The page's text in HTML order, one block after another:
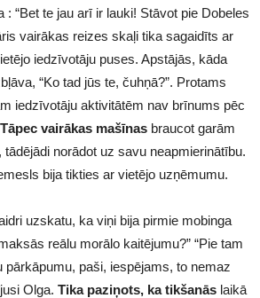
: “Bet te jau arī ir lauki! Stāvot pie Dobeles
vairākas reizes skaļi tika sagaidīts ar
iedzīvotāju puses. Apstājās, kāda
“Ko tad jūs te, čuhņā?”. Protams
iedzīvotāju aktivitātēm nav brīnums pēc
Tāpec vairākas mašīnas braucot garām
norādot uz savu neapmierinātību.
bija tikties ar vietējo uzņēmumu.
uzskatu, ka viņi bija pirmie mobinga
reālu morālo kaitējumu?” “Pie tam
pārkāpumu, paši, iespējams, to nemaz
Olga. Tika paziņots, ka tikšanās laikā